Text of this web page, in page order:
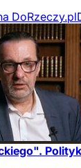
DoRzeczy.pl